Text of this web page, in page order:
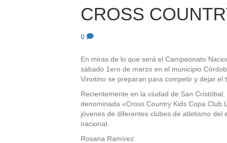
CROSS
0
En miras de lo que será el Campeonato
sábado 1ero de marzo en el municipio
Vinotino se preparan para competir y dejar el
Recientemente en la ciudad de San
denominada «Cross Country Kids Copa
jóvenes de diferentes clubes de atletismo
nacional.
Rosana Ramírez